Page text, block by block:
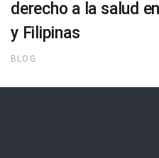
derecho a la salud
y Filipinas
BLOG